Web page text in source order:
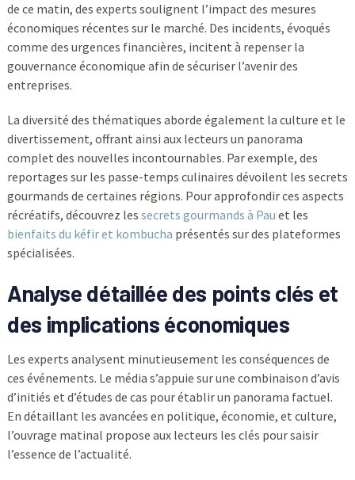
de ce matin, des experts soulignent l’impact des mesures
économiques récentes sur le marché. Des incidents, évoqués
comme des urgences financières, incitent à repenser la
gouvernance économique afin de sécuriser l’avenir des
entreprises.
La diversité des thématiques aborde également la culture et le
divertissement, offrant ainsi aux lecteurs un panorama
complet des nouvelles incontournables. Par exemple, des
reportages sur les passe-temps culinaires dévoilent les secrets
gourmands de certaines régions. Pour approfondir ces aspects
récréatifs, découvrez les secrets gourmands à Pau et les
bienfaits du kéfir et kombucha présentés sur des plateformes
spécialisées.
Analyse détaillée des points clés et
des implications économiques
Les experts analysent minutieusement les conséquences de
ces événements. Le média s’appuie sur une combinaison d’avis
d’initiés et d’études de cas pour établir un panorama factuel.
En détaillant les avancées en politique, économie, et culture,
l’ouvrage matinal propose aux lecteurs les clés pour saisir
l’essence de l’actualité.